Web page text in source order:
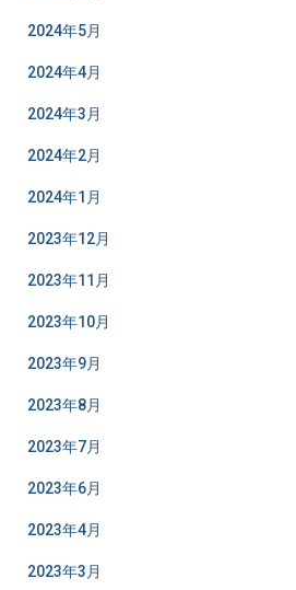
2024年5月
2024年4月
2024年3月
2024年2月
2024年1月
2023年12月
2023年11月
2023年10月
2023年9月
2023年8月
2023年7月
2023年6月
2023年4月
2023年3月